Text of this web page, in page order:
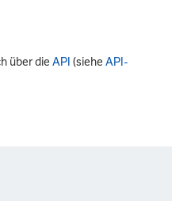
über dieAPI (sieheAPI-